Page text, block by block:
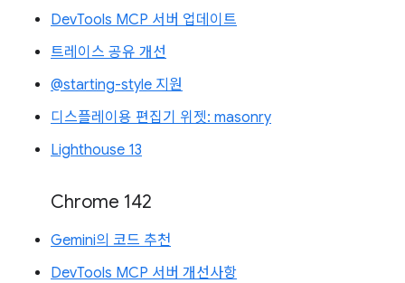
DevTools MCP 서버 업데이트
트레이스 공유 개선
@starting-style 지원
디스플레이용 편집기 위젯: masonry
Lighthouse 13
Chrome 142
Gemini의 코드 추천
DevTools MCP 서버 개선사항